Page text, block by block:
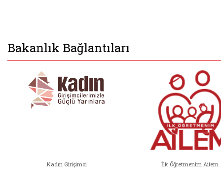
Bakanlık Bağlantıları
Kadın Girişimci İlk Öğretmenim Ailem